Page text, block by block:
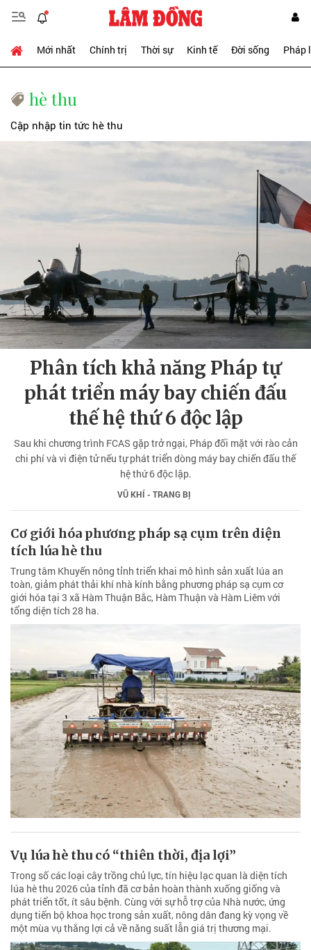
Mới nhất Chính trị Thời sự Kinh tế Đời sống Pháp
hè thu
Cập nhập tin tức hè thu
Phân tích khả năng Pháp tự
phát triển máy bay chiến đấu
thế hệ thứ 6 độc lập
Sau khi chương trình FCAS gặp trở ngại, Pháp đối mặt với rào cản
chi phí và vi điện tử nếu tự phát triển dòng máy bay chiến đấu thế
hệ thứ 6 độc lập.
VŨ KHÍ - TRANG BỊ
Cơ giới hóa phương pháp sạ cụm trên diện
tích lúa hè thu
Trung tâm Khuyến nông tỉnh triển khai mô hình sản xuất lúa an
toàn, giảm phát thải khí nhà kính bằng phương pháp sạ cụm cơ
giới hóa tại 3 xã Hàm Thuận Bắc, Hàm Thuận và Hàm Liêm với
tổng diện tích 28 ha.
Vụ lúa hè thu có “thiên thời, địa lợi”
Trong số các loại cây trồng chủ lực, tín hiệu lạc quan là diện tích
lúa hè thu 2026 của tỉnh đã cơ bản hoàn thành xuống giống và
phát triển tốt, ít sâu bệnh. Cùng với sự hỗ trợ của Nhà nước, ứng
dụng tiến bộ khoa học trong sản xuất, nông dân đang kỳ vọng về
một mùa vụ thắng lợi cả về năng suất lẫn giá trị thương mại.